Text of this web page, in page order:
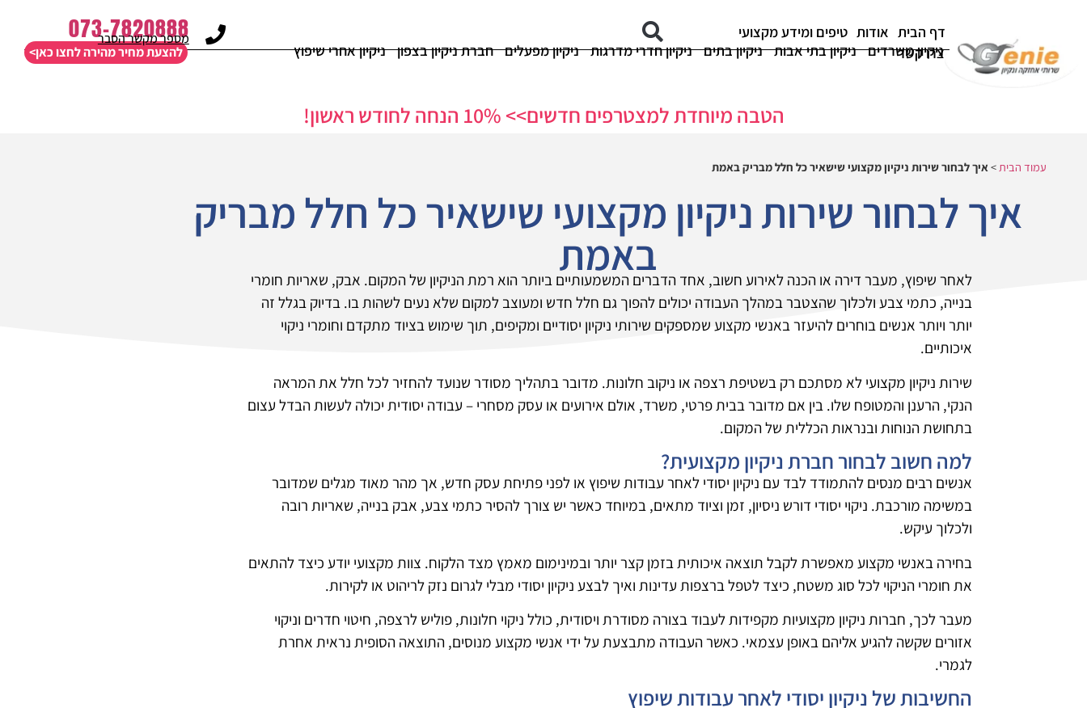
דף הבית אודות טיפים ומידע מקצועי
צרו קשר
073-7820888
מספר מקשר הסבר
ניקיון משרדים ניקיון בתי אבות ניקיון בתים ניקיון חדרי מדרגות ניקיון מפעלים חברת ניקיון בצפון ניקיון אחרי שיפוץ להצעת מחיר מהירה לחצו כאן>
הטבה מיוחדת למצטרפים חדשים>> 10% הנחה לחודש ראשון!
עמוד הבית>איך לבחור שירות ניקיון מקצועי שישאיר כל חלל מבריק באמת
איך לבחור שירות ניקיון מקצועי שישאיר כל חלל מבריק
באמת
לאחר שיפוץ, מעבר דירה או הכנה לאירוע חשוב, אחד הדברים המשמעותיים ביותר הוא רמת הניקיון של המקום. אבק, שאריות חומרי
בנייה, כתמי צבע ולכלוך שהצטבר במהלך העבודה יכולים להפוך גם חלל חדש ומעוצב למקום שלא נעים לשהות בו. בדיוק בגלל זה
יותר ויותר אנשים בוחרים להיעזר באנשי מקצוע שמספקים שירותי ניקיון יסודיים ומקיפים, תוך שימוש בציוד מתקדם וחומרי ניקוי
איכותיים.
שירות ניקיון מקצועי לא מסתכם רק בשטיפת רצפה או ניקוב חלונות. מדובר בתהליך מסודר שנועד להחזיר לכל חלל את המראה
הנקי, הרענן והמטופח שלו. בין אם מדובר בבית פרטי, משרד, אולם אירועים או עסק מסחרי – עבודה יסודית יכולה לעשות הבדל עצום
בתחושת הנוחות ובנראות הכללית של המקום.
למה חשוב לבחור חברת ניקיון מקצועית?
אנשים רבים מנסים להתמודד לבד עם ניקיון יסודי לאחר עבודות שיפוץ או לפני פתיחת עסק חדש, אך מהר מאוד מגלים שמדובר
במשימה מורכבת. ניקוי יסודי דורש ניסיון, זמן וציוד מתאים, במיוחד כאשר יש צורך להסיר כתמי צבע, אבק בנייה, שאריות רובה
ולכלוך עיקש.
בחירה באנשי מקצוע מאפשרת לקבל תוצאה איכותית בזמן קצר יותר ובמינימום מאמץ מצד הלקוח. צוות מקצועי יודע כיצד להתאים
את חומרי הניקוי לכל סוג משטח, כיצד לטפל ברצפות עדינות ואיך לבצע ניקיון יסודי מבלי לגרום נזק לריהוט או לקירות.
מעבר לכך, חברות ניקיון מקצועיות מקפידות לעבוד בצורה מסודרת ויסודית, כולל ניקוי חלונות, פוליש לרצפה, חיטוי חדרים וניקוי
אזורים שקשה להגיע אליהם באופן עצמאי. כאשר העבודה מתבצעת על ידי אנשי מקצוע מנוסים, התוצאה הסופית נראית אחרת
לגמרי.
החשיבות של ניקיון יסודי לאחר עבודות שיפוץ